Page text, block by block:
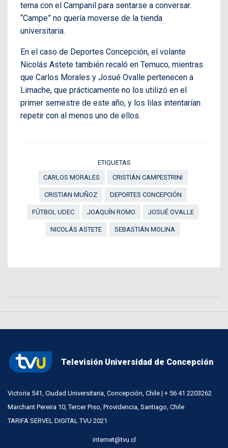
tema con el Campanil para sentarse a conversar.
“Campe” no quería moverse de la tienda
universitaria.
En el caso de Deportes Concepción, el volante
Nicolás Astete también recaló en Temuco, mientras
que Carlos Morales y Josué Ovalle pertenecen a
Limache, que prácticamente no los utilizó en el
primer semestre de este año, y los lilas intentarían
repetir con al menos uno de ellos.
ETIQUETAS
CARLOS MORALES
CRISTIÁN CAMPESTRINI
CRISTIAN MUÑOZ DEPORTES CONCEPCIÓN
FÚTBOL UDEC JOAQUÍN ROMO JOSUÉ OVALLE
NICOLÁS ASTETE SEBASTIÁN MOLINA
Televisión Universidad de Concepción
Victoria 541, Ciudad Universitaria, Concepción, Chile | + 56 41 2203262
Marchant Pereira 10, Tercer Piso, Providencia, Santiago, Chile
TARIFA SERVEL DIGITAL TVU 2021
internet@tvu.cl